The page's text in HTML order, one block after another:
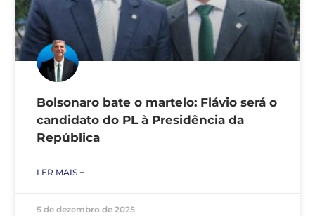
Bolsonaro bate o martelo: Flávio será o
candidato do PL à Presidência da
República
LER MAIS +
5 de dezembro de 2025